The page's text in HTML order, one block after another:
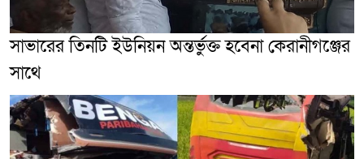
সাভারের তিনটি ইউনিয়ন অন্তর্ভুক্ত হবেনা কেরানীগঞ্জের
সাথে